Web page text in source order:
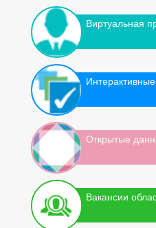
Виртуальная
Открытые
Вакансии